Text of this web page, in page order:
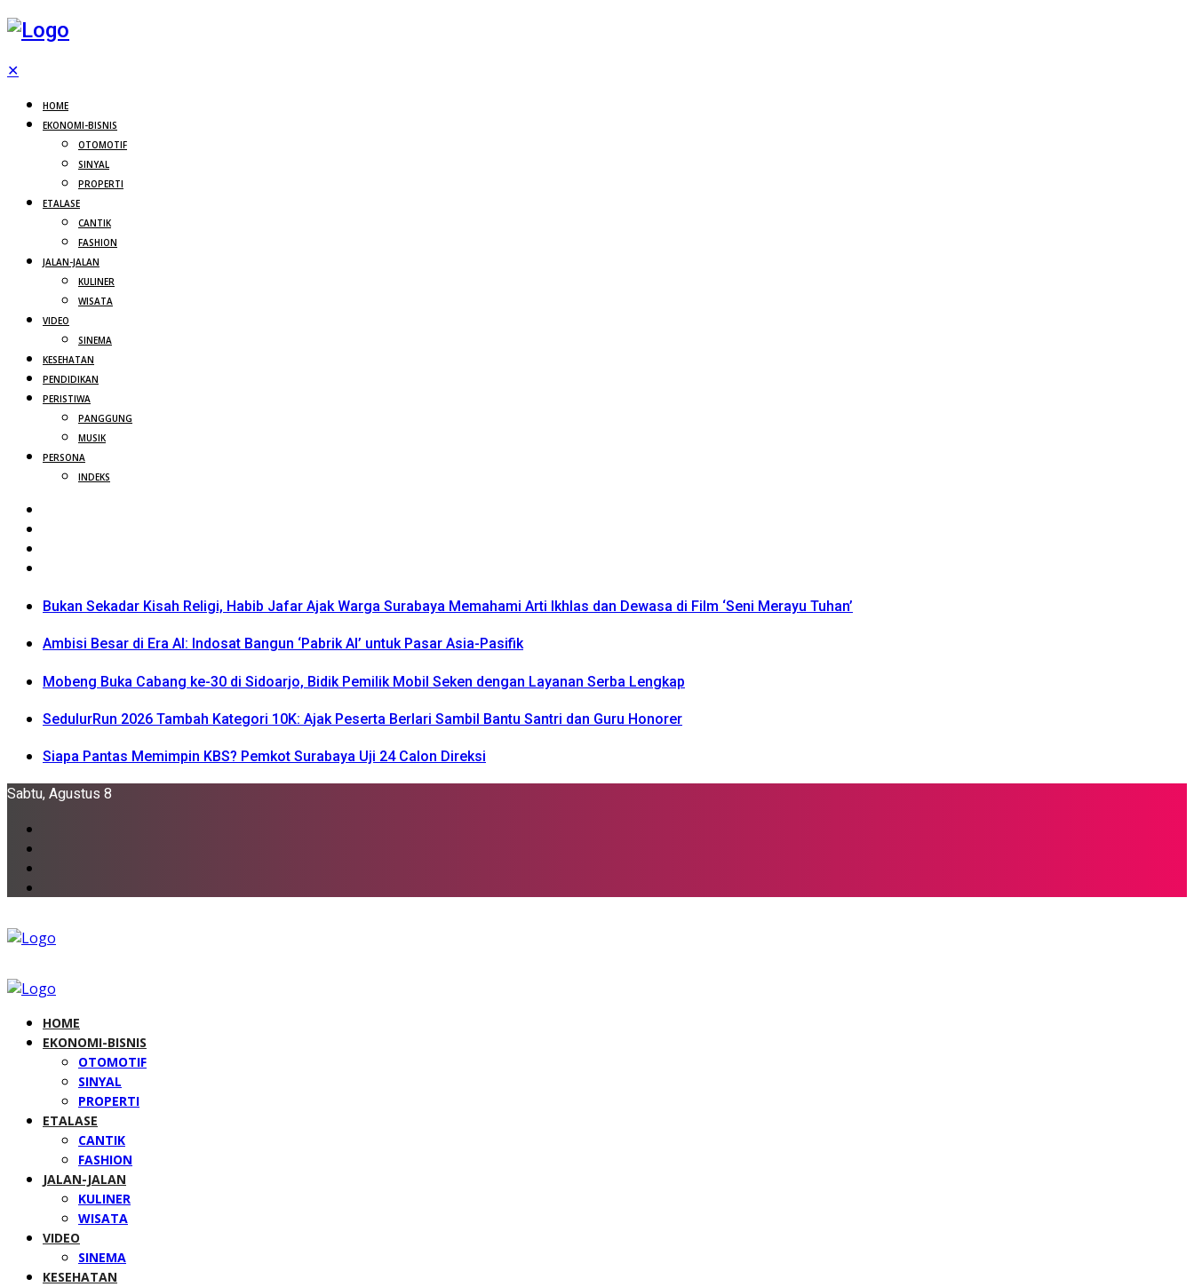
✕
HOME
EKONOMI-BISNIS
OTOMOTIF
SINYAL
PROPERTI
ETALASE
CANTIK
FASHION
JALAN-JALAN
KULINER
WISATA
VIDEO
SINEMA
KESEHATAN
PENDIDIKAN
PERISTIWA
PANGGUNG
MUSIK
PERSONA
INDEKS
Bukan Sekadar Kisah Religi, Habib Jafar Ajak Warga Surabaya Memahami Arti Ikhlas dan Dewasa di Film ‘Seni Merayu Tuhan’
Ambisi Besar di Era AI: Indosat Bangun ‘Pabrik AI’ untuk Pasar Asia-Pasifik
Mobeng Buka Cabang ke-30 di Sidoarjo, Bidik Pemilik Mobil Seken dengan Layanan Serba Lengkap
SedulurRun 2026 Tambah Kategori 10K: Ajak Peserta Berlari Sambil Bantu Santri dan Guru Honorer
Siapa Pantas Memimpin KBS? Pemkot Surabaya Uji 24 Calon Direksi
Sabtu, Agustus 8
HOME
EKONOMI-BISNIS
OTOMOTIF
SINYAL
PROPERTI
ETALASE
CANTIK
FASHION
JALAN-JALAN
KULINER
WISATA
VIDEO
SINEMA
KESEHATAN